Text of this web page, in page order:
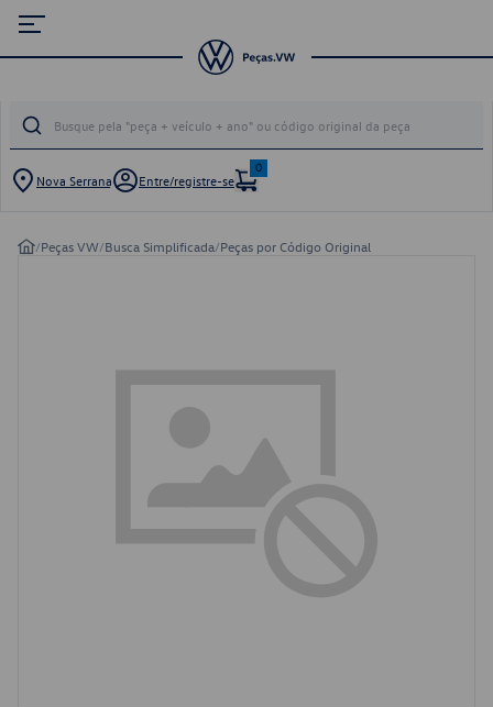
Nova Serrana Entre/registre-se
0
/Peças VW/Busca Simplificada/Peças por Código Original